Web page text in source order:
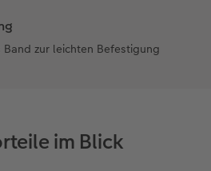
Band zur leichten Befestigung
im Blick